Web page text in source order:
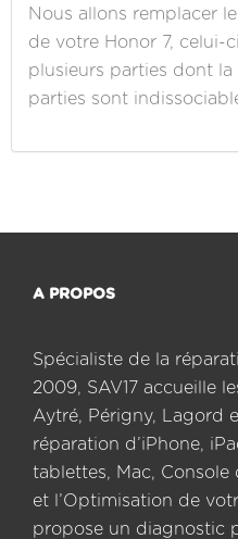
Nous allons remplacer
de votre Honor 7, celui-
plusieurs parties dont
parties sont
A PROPOS
Spécialiste de la
2009, SAV17 accueille
Aytré, Périgny, Lagord
réparation d’iPhone,
tablettes, Mac,
et l’Optimisation de
propose un diagnostic